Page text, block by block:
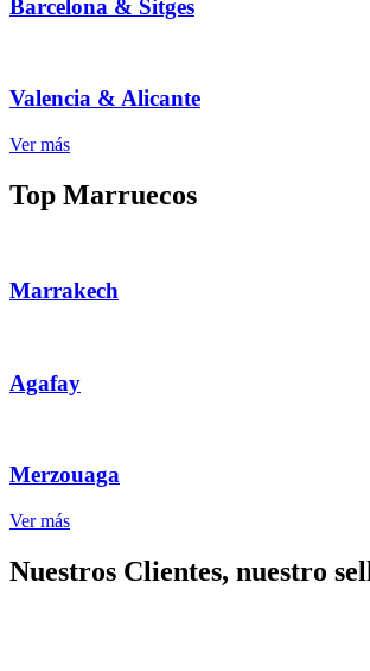
Barcelona & Sitges
Valencia & Alicante
Ver más
Top Marruecos
Marrakech
Agafay
Merzouaga
Ver más
Nuestros Clientes, nuestro